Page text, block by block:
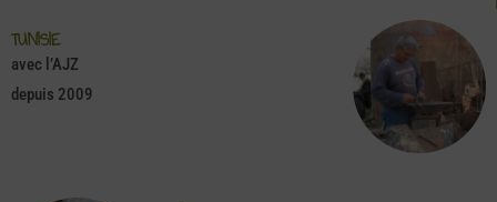
TUNISIE
avec l’AJZ
depuis 2009